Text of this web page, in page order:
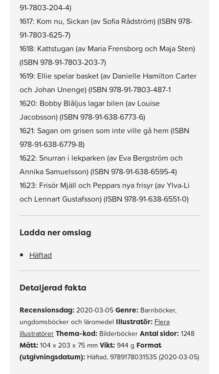
91-7803-204-4)
1617: Kom nu, Sickan (av Sofia Rådström) (ISBN 978-
91-7803-625-7)
1618: Kattstugan (av Maria Frensborg och Maja Sten)
(ISBN 978-91-7803-203-7)
1619: Ellie spelar basket (av Danielle Hamilton Carter
och Johan Unenge) (ISBN 978-91-7803-487-1
1620: Bobby Blåljus lagar bilen (av Louise
Jacobsson) (ISBN 978-91-638-6773-6)
1621: Sagan om grisen som inte ville gå hem (ISBN
978-91-638-6779-8)
1622: Snurran i lekparken (av Eva Bergström och
Annika Samuelsson) (ISBN 978-91-638-6595-4)
1623: Frisör Mjäll och Peppars nya frisyr (av Ylva-Li
och Lennart Gustafsson) (ISBN 978-91-638-6551-0)
Ladda ner omslag
Häftad
Detaljerad fakta
Recensionsdag: 2020-03-05 Genre: Barnböcker,
ungdomsböcker och läromedel Illustratör: Flera
illustratörer Thema-kod: Bilderböcker Antal sidor: 1248
Mått: 104 x 203 x 75 mm Vikt: 944 g Format
(utgivningsdatum): Häftad, 9789178031535 (2020-03-05)